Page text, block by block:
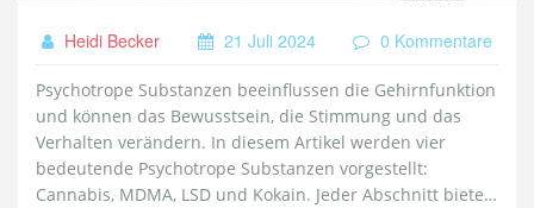
Heidi Becker 21 Juli 2024 0 Kommentare
Psychotrope Substanzen beeinflussen die Gehirnfunktion
und können das Bewusstsein, die Stimmung und das
Verhalten verändern. In diesem Artikel werden vier
bedeutende Psychotrope Substanzen vorgestellt:
Cannabis, MDMA, LSD und Kokain. Jeder Abschnitt bietet